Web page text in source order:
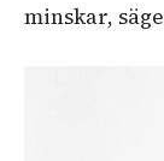
minskar,